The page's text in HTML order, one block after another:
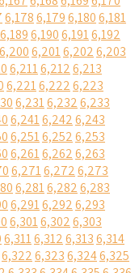
6,1786,1796,1806,181
6,1896,1906,1916,192
6,2006,2016,2026,203
6,2116,2126,213
6,2216,2226,223
6,2316,2326,233
6,2416,2426,243
6,2516,2526,253
6,2616,2626,263
6,2716,2726,273
6,2816,2826,283
6,2916,2926,293
6,3016,3026,303
6,3116,3126,3136,314
6,3226,3236,3246,325